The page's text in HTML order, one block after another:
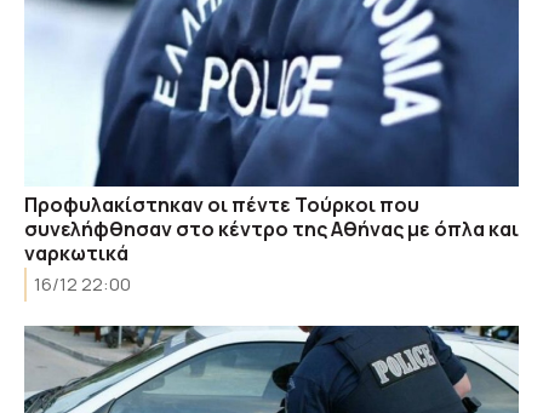
Προφυλακίστηκαν οι πέντε Τούρκοι που
συνελήφθησαν στο κέντρο της Αθήνας με όπλα και
ναρκωτικά
16/12 22:00